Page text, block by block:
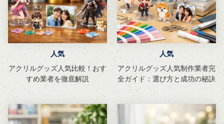
人気
アクリルグッズ人気比較！おす
すめ業者を徹底解説
人気
アクリルグッズ人気制作業者完
全ガイド：選び方と成功の秘訣